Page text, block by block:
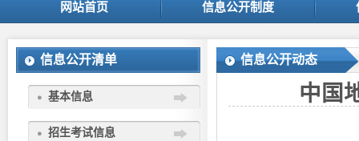
网站首页 信息公开制度
信息公开清单
基本信息
招生考试信息
信息公开动态
中国